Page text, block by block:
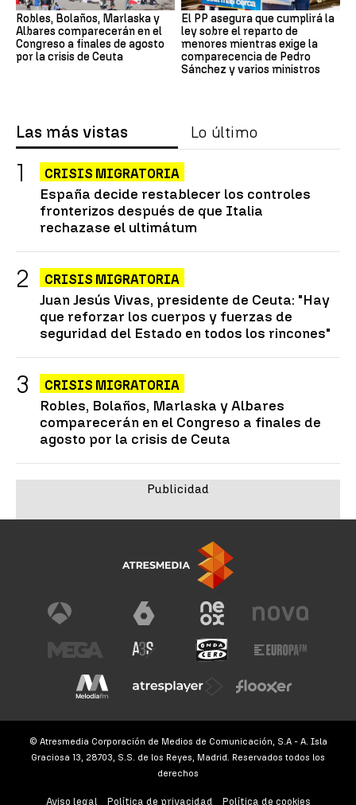
Robles, Bolaños, Marlaska y
Albares comparecerán en el
Congreso a finales de agosto
por la crisis de Ceuta
El PP asegura que cumplirá la
ley sobre el reparto de
menores mientras exige la
comparecencia de Pedro
Sánchez y varios ministros
Las más vistas Lo último
CRISIS MIGRATORIA
España decide restablecer los controles
fronterizos después de que Italia
rechazase el ultimátum
CRISIS MIGRATORIA
Juan Jesús Vivas, presidente de Ceuta: "Hay
que reforzar los cuerpos y fuerzas de
seguridad del Estado en todos los rincones"
CRISIS MIGRATORIA
Robles, Bolaños, Marlaska y Albares
comparecerán en el Congreso a finales de
agosto por la crisis de Ceuta
© Atresmedia Corporación de Medios de Comunicación, S.A - A. Isla
Graciosa 13, 28703, S.S. de los Reyes, Madrid. Reservados todos los
derechos
Aviso legal Política de privacidad Política de cookies